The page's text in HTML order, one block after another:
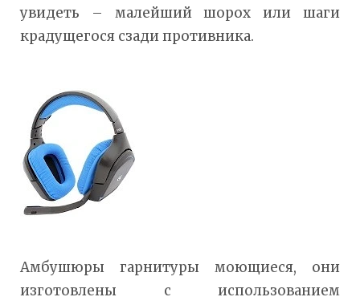
увидеть – малейший шорох или шаги
крадущегося сзади противника.
Амбушюры гарнитуры моющиеся, они
изготовлены с использованием